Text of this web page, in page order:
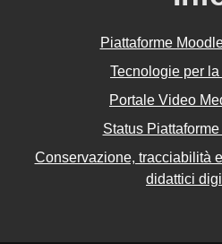
Piattaforme
Tecnologie per
Portale Video
Status
Conservazione, tracciabilità
didattici